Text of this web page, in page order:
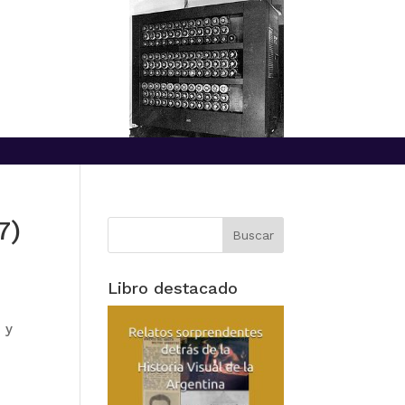
y
Libro destacado